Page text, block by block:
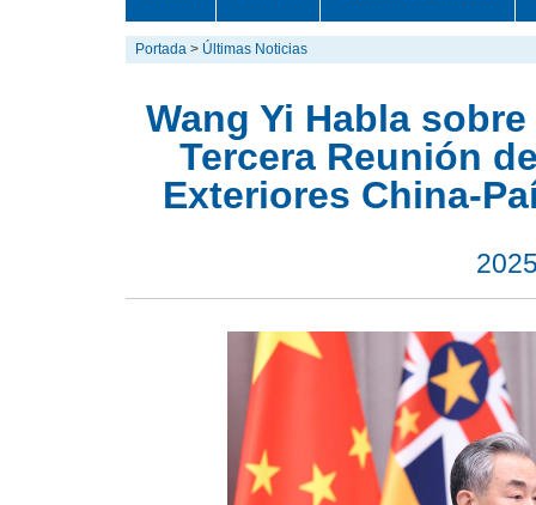
Portada > Últimas Noticias
Wang Yi Habla
Tercera Reunión
Exteriores China-